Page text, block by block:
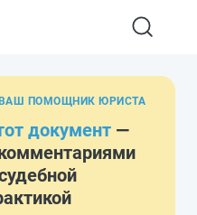
и картографии от
ВАШ ПОМОЩНИК ЮРИСТА
документ —